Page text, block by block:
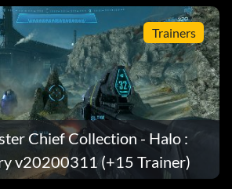
Trainers
Chief Collection - Halo :
v20200311 (+15 Trainer)